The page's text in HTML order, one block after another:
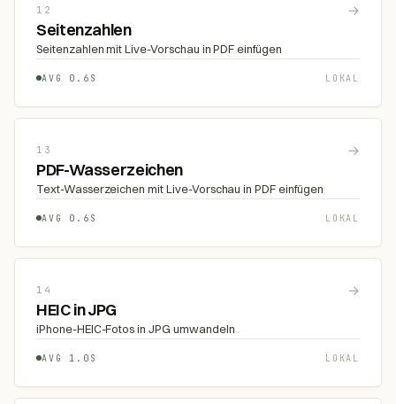
12 →
Seitenzahlen
Seitenzahlen mit Live-Vorschau in PDF einfügen
AVG 0.6S LOKAL
13 →
PDF-Wasserzeichen
Text-Wasserzeichen mit Live-Vorschau in PDF einfügen
AVG 0.6S LOKAL
14 →
HEIC in JPG
iPhone-HEIC-Fotos in JPG umwandeln
AVG 1.0S LOKAL